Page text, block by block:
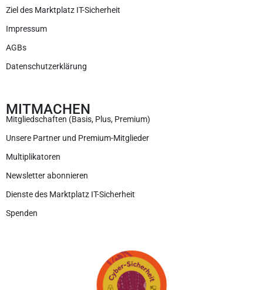
Ziel des Marktplatz IT-Sicherheit
Impressum
AGBs
Datenschutzerklärung
MITMACHEN
Mitgliedschaften (Basis, Plus, Premium)
Unsere Partner und Premium-Mitglieder
Multiplikatoren
Newsletter abonnieren
Dienste des Marktplatz IT-Sicherheit
Spenden